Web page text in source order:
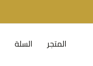
المتجر السلة